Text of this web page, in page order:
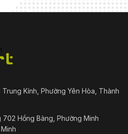
Trung Kính, Phường Yên Hòa, Thành
Hồng Bàng, Phường Minh